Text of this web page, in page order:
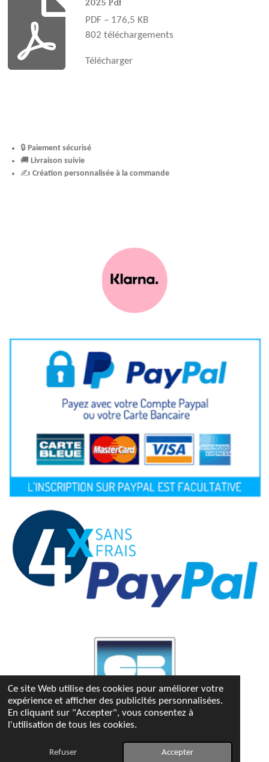
Ce site Web utilise des cookies pour améliorer votre
expérience et afficher des publicités personnalisées.
En cliquant sur "Accepter", vous consentez à
l'utilisation de tous les cookies.
Refuser Accepter
a
m
t
2025 Pdf
PDF – 176,5 KB
802 téléchargements
Télécharger
🔒Paiement sécurisé
🚚 Livraison suivie
✍️ Création personnalisée à la commande